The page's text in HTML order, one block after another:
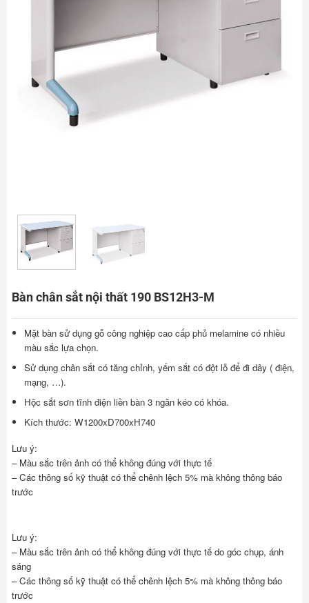
Bàn chân sắt nội thất 190 BS12H3-M
Mặt bàn sử dụng gỗ công nghiệp cao cấp phủ melamine có nhiều
màu sắc lựa chọn.
Sử dụng chân sắt có tăng chỉnh, yếm sắt có đột lỗ để đi dây ( điện,
mạng, …).
Hộc sắt sơn tĩnh điện liền bàn 3 ngăn kéo có khóa.
Kích thước: W1200xD700xH740
Lưu ý:
– Màu sắc trên ảnh có thể không đúng với thực tế
– Các thông số kỹ thuật có thể chênh lệch 5% mà không thông báo
trước
Lưu ý:
– Màu sắc trên ảnh có thể không đúng với thực tế do góc chụp, ánh
sáng
– Các thông số kỹ thuật có thể chênh lệch 5% mà không thông báo
trước